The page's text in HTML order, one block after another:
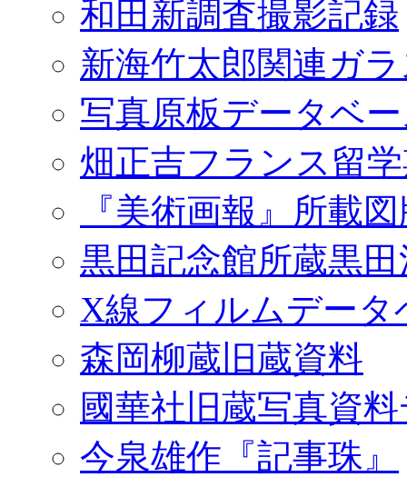
和田新調査撮影記録
新海竹太郎関連ガ
写真原板データベ
畑正吉フランス留
『美術画報』所載
黒田記念館所蔵黒
X線フィルムデータ
森岡柳蔵旧蔵資料
國華社旧蔵写真資
今泉雄作『記事珠』